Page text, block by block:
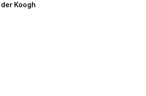
der Koogh